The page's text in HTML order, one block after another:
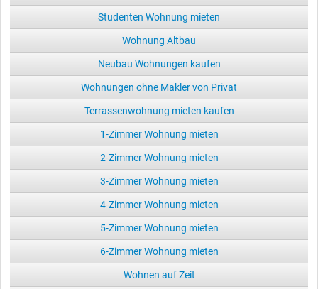
Studenten Wohnung mieten
Wohnung Altbau
Neubau Wohnungen kaufen
Wohnungen ohne Makler von Privat
Terrassenwohnung mieten kaufen
1-Zimmer Wohnung mieten
2-Zimmer Wohnung mieten
3-Zimmer Wohnung mieten
4-Zimmer Wohnung mieten
5-Zimmer Wohnung mieten
6-Zimmer Wohnung mieten
Wohnen auf Zeit